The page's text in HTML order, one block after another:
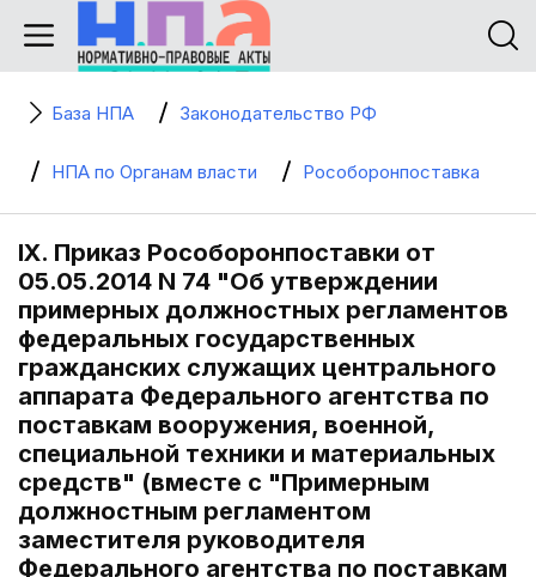
База НПА Законодательство РФ
НПА по Органам власти Рособоронпоставка
IX. Приказ Рособоронпоставки от
05.05.2014 N 74 "Об утверждении
примерных должностных регламентов
федеральных государственных
гражданских служащих центрального
аппарата Федерального агентства по
поставкам вооружения, военной,
специальной техники и материальных
средств" (вместе с "Примерным
должностным регламентом
заместителя руководителя
Федерального агентства по поставкам